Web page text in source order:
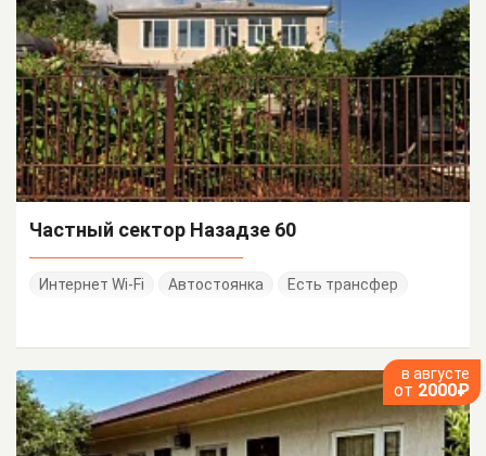
Частный сектор Назадзе 60
Интернет Wi-Fi Автостоянка Есть трансфер
в августе
от 2000₽